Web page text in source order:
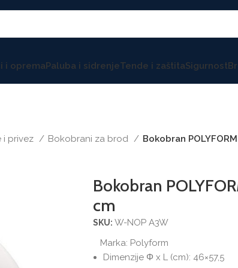
i opremaPaluba i sidrenjeTende i zaštitaSigurnost
i privez Bokobrani za brod Bokobran
Bokobran
cm
SKU:W-NOP A3W
Marka: Polyform
Dimenzije Φ x L (cm): 46×57,5